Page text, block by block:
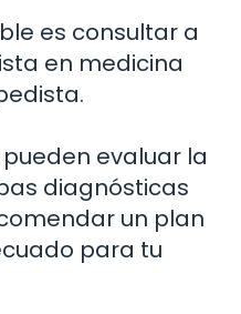
es consultar a
en medicina
evaluar la
diagnósticas
un plan
para tu